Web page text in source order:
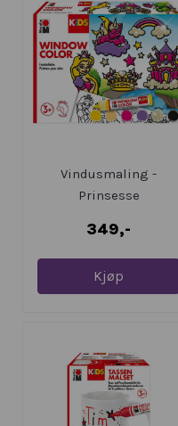
Vindusmaling -
Prinsesse
349,-
Kjøp